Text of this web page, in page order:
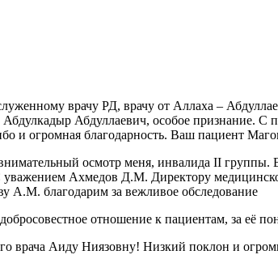
врачу РД, врачу от Аллаха –
Абдуллаевич, особое признание.
и огромная благодарность. Ваш пациент
осмотр меня, инвалида II группы.
Ахмедов Д.М. Директору
А.М. благодарим за вежливое обследование
отношение к пациентам, за её
врача Аиду Ниязовну! Низкий поклон и